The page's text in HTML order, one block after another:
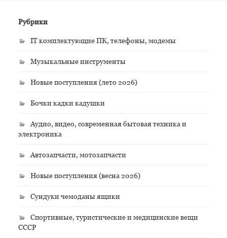
Рубрики
IT комплектующие ПК, телефоны, модемы
Музыкальные инструменты
Новые поступления (лето 2026)
Бочки кадки кадушки
Аудио, видео, современная бытовая техника и
электроника
Автозапчасти, мотозапчасти
Новые поступления (весна 2026)
Сундуки чемоданы ящики
Спортивные, туристические и медицинские вещи
СССР